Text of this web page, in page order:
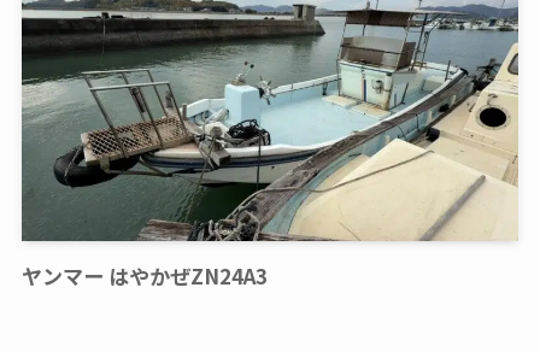
ヤンマー はやかぜZN24A3